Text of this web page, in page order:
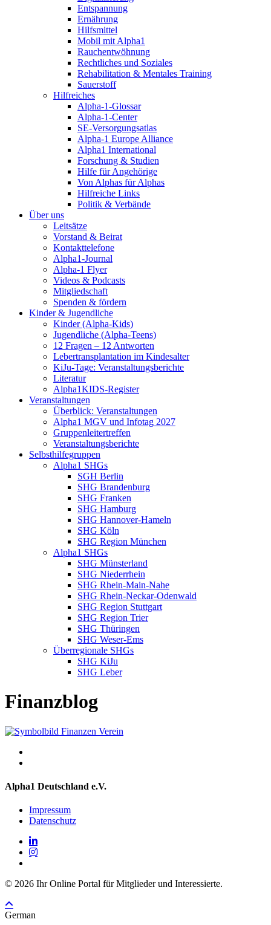
Entspannung
Ernährung
Hilfsmittel
Mobil mit Alpha1
Rauchentwöhnung
Rechtliches und Soziales
Rehabilitation & Mentales Training
Sauerstoff
Hilfreiches
Alpha-1-Glossar
Alpha-1-Center
SE-Versorgungsatlas
Alpha-1 Europe Alliance
Alpha1 International
Forschung & Studien
Hilfe für Angehörige
Von Alphas für Alphas
Hilfreiche Links
Politik & Verbände
Über uns
Leitsätze
Vorstand & Beirat
Kontakttelefone
Alpha1-Journal
Alpha-1 Flyer
Videos & Podcasts
Mitgliedschaft
Spenden & fördern
Kinder & Jugendliche
Kinder (Alpha-Kids)
Jugendliche (Alpha-Teens)
12 Fragen – 12 Antworten
Lebertransplantation im Kindesalter
KiJu-Tage: Veranstaltungsberichte
Literatur
Alpha1KIDS-Register
Veranstaltungen
Überblick: Veranstaltungen
Alpha1 MGV und Infotag 2027
Gruppenleitertreffen
Veranstaltungsberichte
Selbsthilfegruppen
Alpha1 SHGs
SGH Berlin
SHG Brandenburg
SHG Franken
SHG Hamburg
SHG Hannover-Hameln
SHG Köln
SHG Region München
Alpha1 SHGs
SHG Münsterland
SHG Niederrhein
SHG Rhein-Main-Nahe
SHG Rhein-Neckar-Odenwald
SHG Region Stuttgart
SHG Region Trier
SHG Thüringen
SHG Weser-Ems
Überregionale SHGs
SHG KiJu
SHG Leber
Finanzblog
Alpha1 Deutschland e.V.
Impressum
Datenschutz
linkedin
instagram
© 2026 Ihr Online Portal für Mitglieder und Interessierte.
German